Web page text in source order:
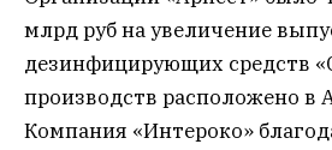
млрд руб на увеличение
дезинфицирующих средств
производств расположено в
Компания «Интероко»